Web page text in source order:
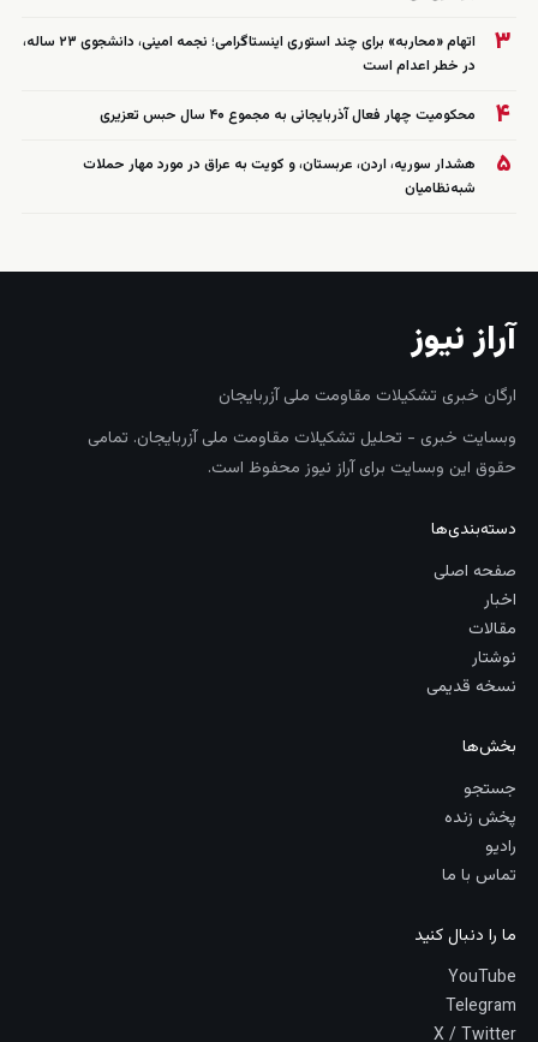
۳
اتهام «محاربه» برای چند استوری اینستاگرامی؛ نجمه امینی، دانشجوی ۲۳ ساله،
در خطر اعدام است
۴ محکومیت چهار فعال آذربایجانی به مجموع ۴۰ سال حبس تعزیری
۵
هشدار سوریه، اردن، عربستان، و کویت به عراق در مورد مهار حملات
شبه‌نظامیان
آراز نیوز
ارگان خبری تشکیلات مقاومت ملی آزربایجان
وبسایت خبری - تحلیل تشکیلات مقاومت ملی آزربایجان. تمامی
حقوق این وبسایت برای آراز نیوز محفوظ است.
دسته‌بندی‌ها
صفحه اصلی
اخبار
مقالات
نوشتار
نسخه قدیمی
بخش‌ها
جستجو
پخش زنده
رادیو
تماس با ما
ما را دنبال کنید
YouTube
Telegram
X / Twitter